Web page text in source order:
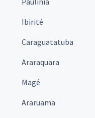
Ibirité
Caraguatatuba
Araraquara
Magé
Araruama